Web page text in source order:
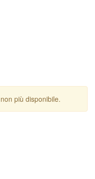
più disponibile.